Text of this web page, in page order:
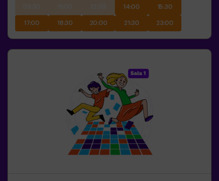
14:00 15:30
17:00 18:30 20:00 21:30 23:00